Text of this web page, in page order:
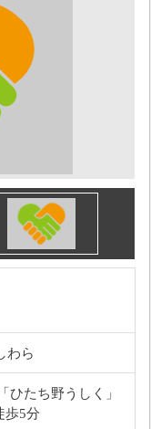
わら
ひたち野うしく」
歩5分